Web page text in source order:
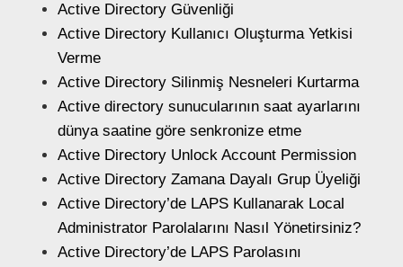
Active Directory Güvenliği
Active Directory Kullanıcı Oluşturma Yetkisi
Verme
Active Directory Silinmiş Nesneleri Kurtarma
Active directory sunucularının saat ayarlarını
dünya saatine göre senkronize etme
Active Directory Unlock Account Permission
Active Directory Zamana Dayalı Grup Üyeliği
Active Directory’de LAPS Kullanarak Local
Administrator Parolalarını Nasıl Yönetirsiniz?
Active Directory’de LAPS Parolasını